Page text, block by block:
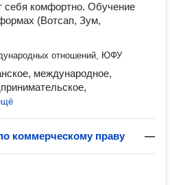
себя комфортно. Обучение
(Вотсап, Зум,
отношений, ЮФУ
международное,
коммерческому праву —